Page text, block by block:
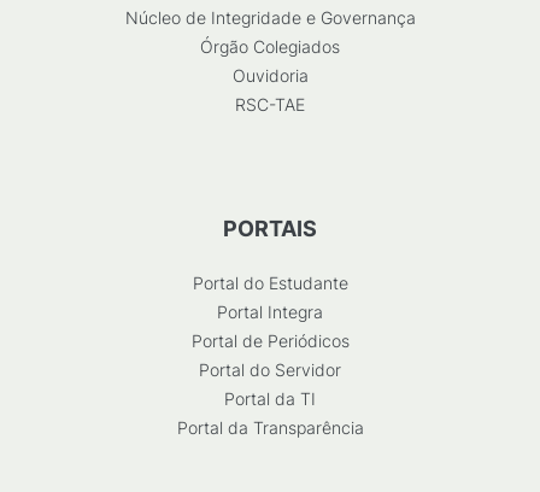
Núcleo de Integridade e Governança
Órgão Colegiados
Ouvidoria
RSC-TAE
PORTAIS
Portal do Estudante
Portal Integra
Portal de Periódicos
Portal do Servidor
Portal da TI
Portal da Transparência